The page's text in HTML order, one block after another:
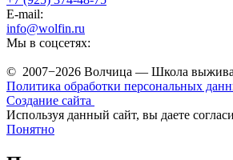
E-mail:
info@wolfin.ru
Мы в соцсетях:
© 2007−2026 Волчица — Школа
Политика обработки персональных
Создание сайта
Используя данный сайт, вы даете
Понятно